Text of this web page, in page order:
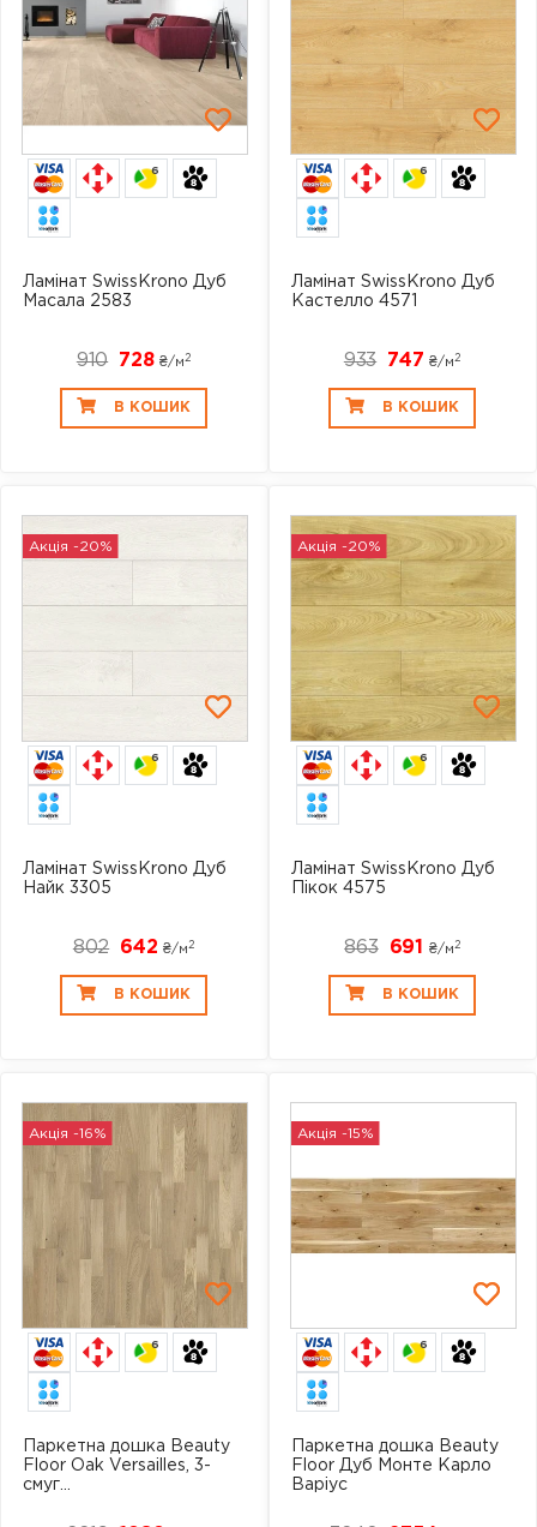
6
Ламінат SwissKrono Дуб
Масала 2583
910 728₴/м2
В КОШИК
6
Ламінат SwissKrono Дуб
Кастелло 4571
933 747₴/м2
В КОШИК
Акція -20%
6
Ламінат SwissKrono Дуб
Найк 3305
802 642₴/м2
В КОШИК
Акція -20%
6
Ламінат SwissKrono Дуб
Пікок 4575
863 691 ₴/м 2
В КОШИК
Акція -16%
6
Паркетна дошка Beauty
Floor Oak Versailles, 3-
смуг...
Акція -15%
6
Паркетна дошка Beauty
Floor Дуб Монте Карло
Варіус